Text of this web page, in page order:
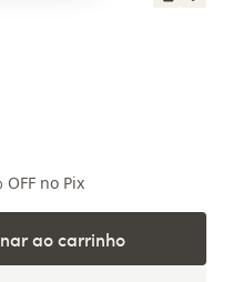
OFF no Pix
ao carrinho